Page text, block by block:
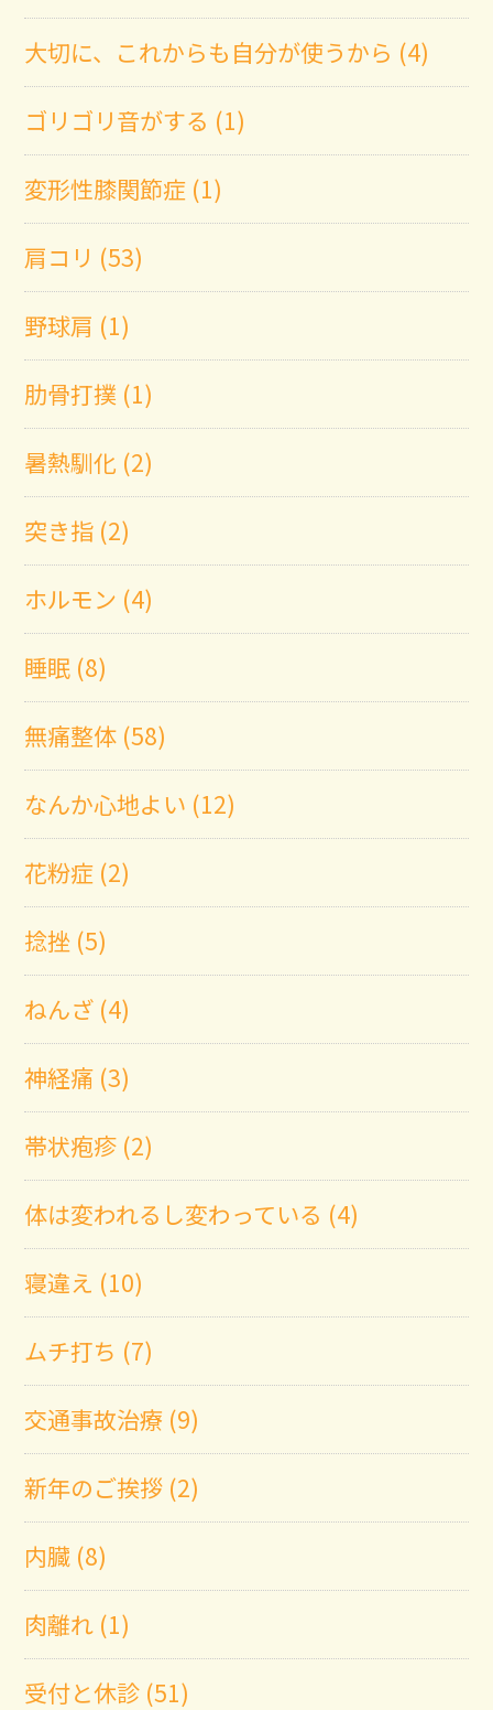
大切に、これからも自分が使うから (4)
ゴリゴリ音がする (1)
変形性膝関節症 (1)
肩コリ (53)
野球肩 (1)
肋骨打撲 (1)
暑熱馴化 (2)
突き指 (2)
ホルモン (4)
睡眠 (8)
無痛整体 (58)
なんか心地よい (12)
花粉症 (2)
捻挫 (5)
ねんざ (4)
神経痛 (3)
帯状疱疹 (2)
体は変われるし変わっている (4)
寝違え (10)
ムチ打ち (7)
交通事故治療 (9)
新年のご挨拶 (2)
内臓 (8)
肉離れ (1)
受付と休診 (51)